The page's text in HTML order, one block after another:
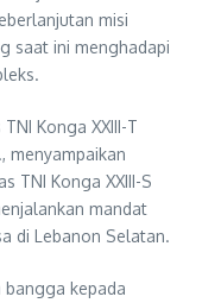
misi
saat ini menghadapi
Konga XXIII-T
menyampaikan
TNI Konga XXIII-S
mandat
di Lebanon Selatan.
bangga kepada